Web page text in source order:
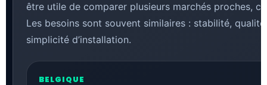
être utile de comparer plusieurs marchés proches,
Les besoins sont souvent similaires : stabilité,
simplicité d’installation.
BELGIQUE